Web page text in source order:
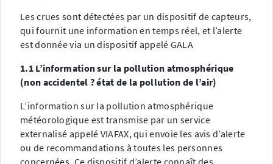
Les crues sont détectées par un dispositif de capteurs,
qui fournit une information en temps réel, et l’alerte
est donnée via un dispositif appelé GALA
1.1 L’information sur la pollution atmosphérique
(non accidentel ? état de la pollution de l’air)
L’information sur la pollution atmosphérique
météorologique est transmise par un service
externalisé appelé VIAFAX, qui envoie les avis d’alerte
ou de recommandations à toutes les personnes